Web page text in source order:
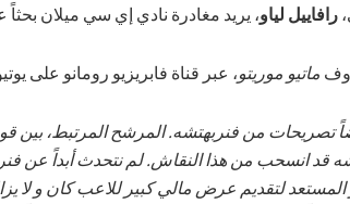
رافاييل لياو، يريد مغادرة نادي إي سي ميلان
ماتيو موريتو، عبر قناة فابريزيو رومانو على
تصريحات من فنربهتشه. المرشح المرتبط، بين
قد انسحب من هذا النقاش. لم نتحدث أبداً عن
المستعد لتقديم عرض مالي كبير للاعب كان و لا